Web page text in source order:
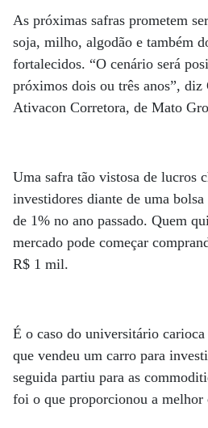
As próximas safras prometem
soja, milho, algodão e também
fortalecidos. “O cenário será
próximos dois ou três anos”, diz
Ativacon Corretora, de Mato
Uma safra tão vistosa de lucros
investidores diante de uma
de 1% no ano passado. Quem
mercado pode começar
R$ 1 mil.
É o caso do universitário
que vendeu um carro para
seguida partiu para as
foi o que proporcionou a melhor